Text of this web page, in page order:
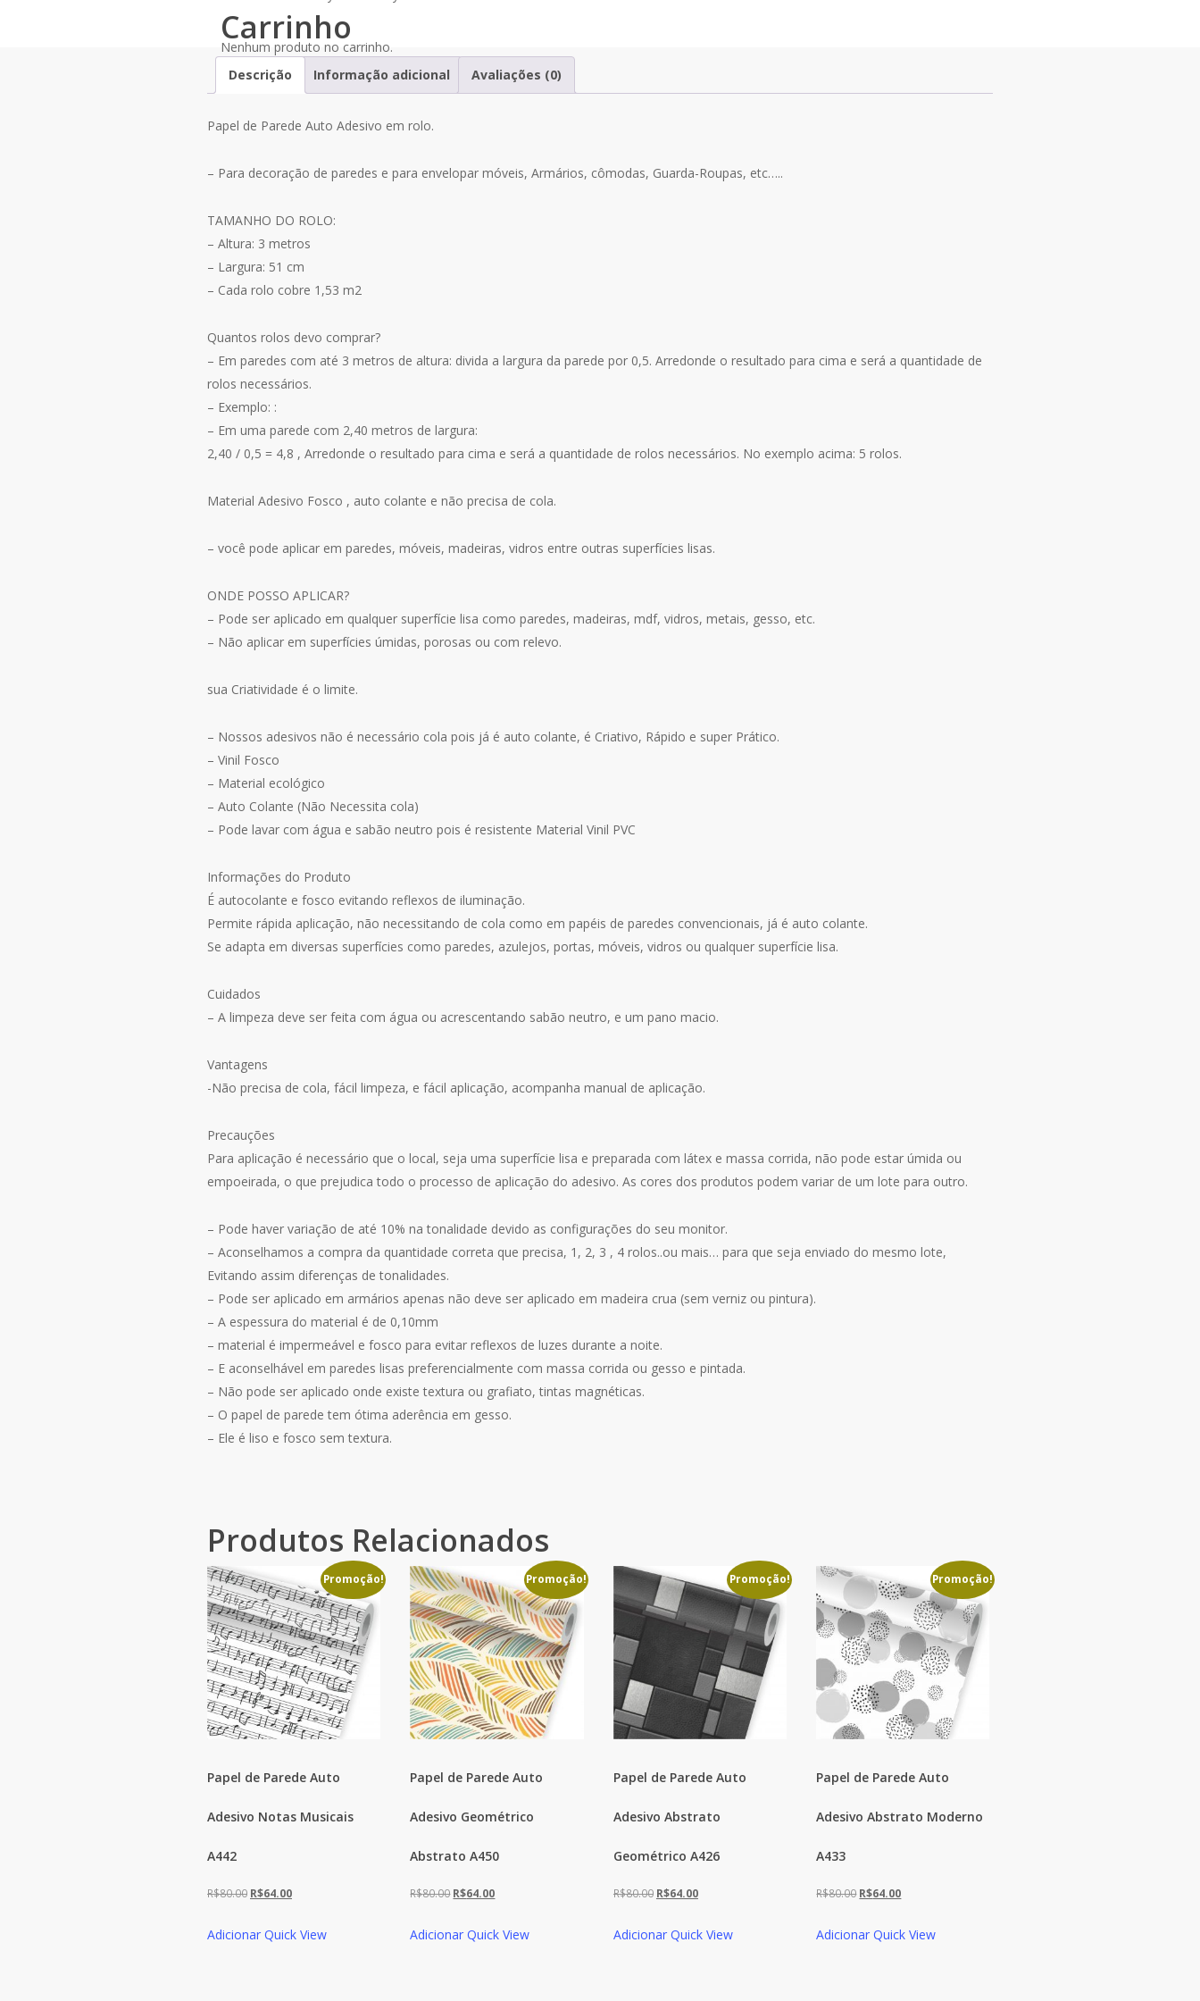
Carrinho
Nenhum produto no carrinho.
Descrição Informação adicional Avaliações (0)
Papel de Parede Auto Adesivo em rolo.
– Para decoração de paredes e para envelopar móveis, Armários, cômodas, Guarda-Roupas, etc…..
TAMANHO DO ROLO:
– Altura: 3 metros
– Largura: 51 cm
– Cada rolo cobre 1,53 m2
Quantos rolos devo comprar?
– Em paredes com até 3 metros de altura: divida a largura da parede por 0,5. Arredonde o resultado para cima e será a quantidade de
rolos necessários.
– Exemplo: :
– Em uma parede com 2,40 metros de largura:
2,40 / 0,5 = 4,8 , Arredonde o resultado para cima e será a quantidade de rolos necessários. No exemplo acima: 5 rolos.
Material Adesivo Fosco , auto colante e não precisa de cola.
– você pode aplicar em paredes, móveis, madeiras, vidros entre outras superfícies lisas.
ONDE POSSO APLICAR?
– Pode ser aplicado em qualquer superfície lisa como paredes, madeiras, mdf, vidros, metais, gesso, etc.
– Não aplicar em superfícies úmidas, porosas ou com relevo.
sua Criatividade é o limite.
– Nossos adesivos não é necessário cola pois já é auto colante, é Criativo, Rápido e super Prático.
– Vinil Fosco
– Material ecológico
– Auto Colante (Não Necessita cola)
– Pode lavar com água e sabão neutro pois é resistente Material Vinil PVC
Informações do Produto
É autocolante e fosco evitando reflexos de iluminação.
Permite rápida aplicação, não necessitando de cola como em papéis de paredes convencionais, já é auto colante.
Se adapta em diversas superfícies como paredes, azulejos, portas, móveis, vidros ou qualquer superfície lisa.
Cuidados
– A limpeza deve ser feita com água ou acrescentando sabão neutro, e um pano macio.
Vantagens
-Não precisa de cola, fácil limpeza, e fácil aplicação, acompanha manual de aplicação.
Precauções
Para aplicação é necessário que o local, seja uma superfície lisa e preparada com látex e massa corrida, não pode estar úmida ou
empoeirada, o que prejudica todo o processo de aplicação do adesivo. As cores dos produtos podem variar de um lote para outro.
– Pode haver variação de até 10% na tonalidade devido as configurações do seu monitor.
– Aconselhamos a compra da quantidade correta que precisa, 1, 2, 3 , 4 rolos..ou mais… para que seja enviado do mesmo lote,
Evitando assim diferenças de tonalidades.
– Pode ser aplicado em armários apenas não deve ser aplicado em madeira crua (sem verniz ou pintura).
– A espessura do material é de 0,10mm
– material é impermeável e fosco para evitar reflexos de luzes durante a noite.
– E aconselhável em paredes lisas preferencialmente com massa corrida ou gesso e pintada.
– Não pode ser aplicado onde existe textura ou grafiato, tintas magnéticas.
– O papel de parede tem ótima aderência em gesso.
– Ele é liso e fosco sem textura.
Produtos Relacionados
Promoção!
Papel de Parede Auto
Adesivo Notas Musicais
A442
R$80.00 O
original
R$64.00O
atual
Adicionar Quick View
Promoção!
Papel de Parede Auto
Adesivo Geométrico
Abstrato A450
R$80.00 O
original
R$64.00O
atual
Adicionar Quick View
Promoção!
Papel de Parede Auto
Adesivo Abstrato
Geométrico A426
R$80.00 O
original
R$64.00O
atual
Adicionar Quick View
Promoção!
Papel de Parede Auto
Adesivo Abstrato Moderno
A433
R$80.00 O
original
R$64.00O
atual
Adicionar Quick View